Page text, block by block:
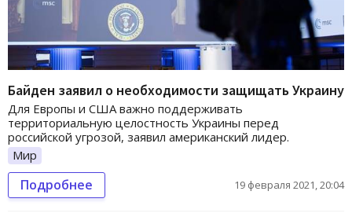
Байден заявил о необходимости защищать Украину
Для Европы и США важно поддерживать
территориальную целостность Украины перед
российской угрозой, заявил американский лидер.
Мир
Подробнее 19 февраля 2021, 20:04